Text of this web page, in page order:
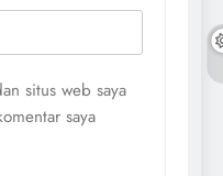
situs web saya
saya